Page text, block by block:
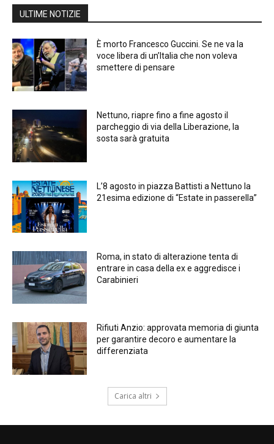
ULTIME NOTIZIE
È morto Francesco Guccini. Se ne va la
voce libera di un’Italia che non voleva
smettere di pensare
Nettuno, riapre fino a fine agosto il
parcheggio di via della Liberazione, la
sosta sarà gratuita
L’8 agosto in piazza Battisti a Nettuno la
21esima edizione di “Estate in passerella”
Roma, in stato di alterazione tenta di
entrare in casa della ex e aggredisce i
Carabinieri
Rifiuti Anzio: approvata memoria di giunta
per garantire decoro e aumentare la
differenziata
Carica altri